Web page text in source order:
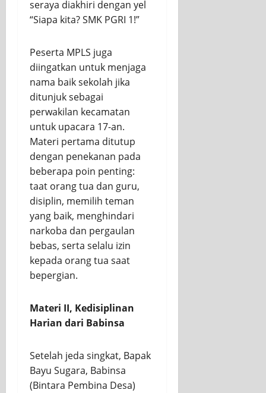
seraya diakhiri dengan yel
“Siapa kita? SMK PGRI 1!”
Peserta MPLS juga
diingatkan untuk menjaga
nama baik sekolah jika
ditunjuk sebagai
perwakilan kecamatan
untuk upacara 17-an.
Materi pertama ditutup
dengan penekanan pada
beberapa poin penting:
taat orang tua dan guru,
disiplin, memilih teman
yang baik, menghindari
narkoba dan pergaulan
bebas, serta selalu izin
kepada orang tua saat
bepergian.
Materi II, Kedisiplinan
Harian dari Babinsa
Setelah jeda singkat, Bapak
Bayu Sugara, Babinsa
(Bintara Pembina Desa)